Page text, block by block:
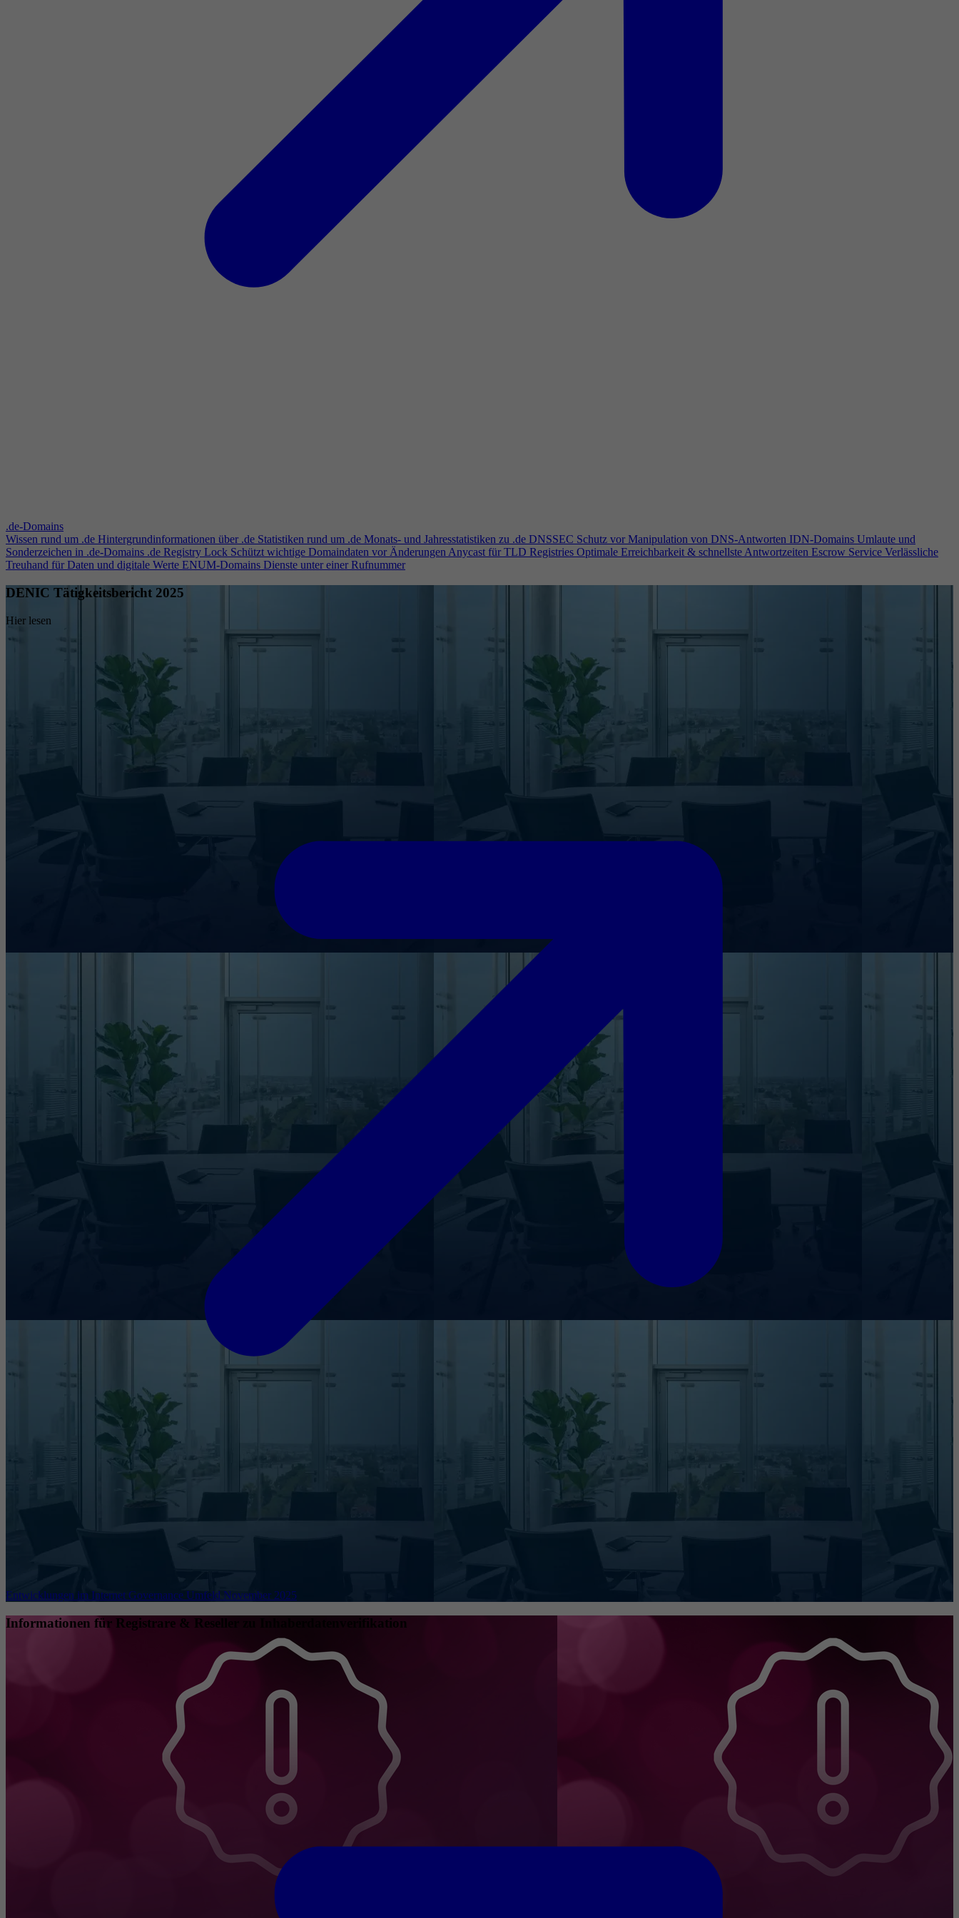
.de-Domains
Wissen rund um .de Hintergrundinformationen über .de Statistiken rund um .de Monats- und Jahresstatistiken zu .de DNSSEC Schutz vor Manipulation von DNS-Antworten IDN-Domains Umlaute und
Sonderzeichen in .de-Domains .de Registry Lock Schützt wichtige Domaindaten vor ÄnderungenAnycast für TLD Registries Optimale Erreichbarkeit & schnellste Antwortzeiten Escrow Service Verlässliche
Treuhand für Daten und digitale Werte ENUM-Domains Dienste unter einer Rufnummer
DENIC Tätigkeitsbericht 2025
Hier lesen
Entwicklungen im Internet Governance Umfeld November 2025
Informationen für Registrare & Reseller zu Inhaberdatenverifikation